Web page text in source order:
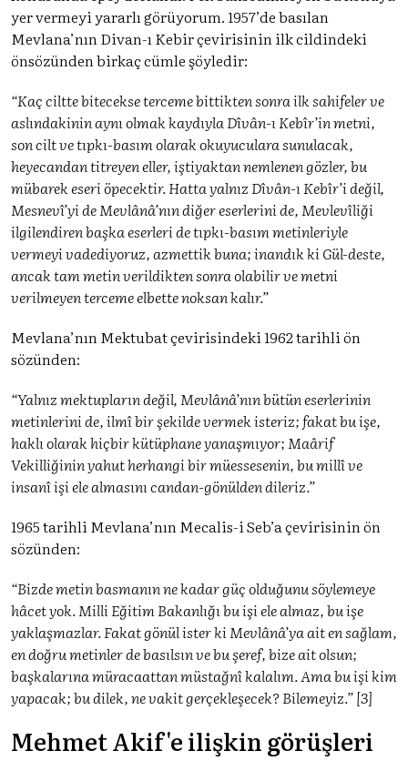
yer vermeyi yararlı görüyorum. 1957’de basılan
Mevlana’nın Divan-ı Kebir çevirisinin ilk cildindeki
önsözünden birkaç cümle şöyledir:
“Kaç ciltte bitecekse terceme bittikten sonra ilk sahifeler ve
aslındakinin aynı olmak kaydıyla Dîvân-ı Kebîr’in metni,
son cilt ve tıpkı-basım olarak okuyuculara sunulacak,
heyecandan titreyen eller, iştiyaktan nemlenen gözler, bu
mübarek eseri öpecektir. Hatta yalnız Dîvân-ı Kebîr’i değil,
Mesnevî’yi de Mevlânâ’nın diğer eserlerini de, Mevlevîliği
ilgilendiren başka eserleri de tıpkı-basım metinleriyle
vermeyi vadediyoruz, azmettik buna; inandık ki Gül-deste,
ancak tam metin verildikten sonra olabilir ve metni
verilmeyen terceme elbette noksan kalır.”
Mevlana’nın Mektubat çevirisindeki 1962 tarihli ön
sözünden:
“Yalnız mektupların değil, Mevlânâ’nın bütün eserlerinin
metinlerini de, ilmî bir şekilde vermek isteriz; fakat bu işe,
haklı olarak hiçbir kütüphane yanaşmıyor; Maârif
Vekilliğinin yahut herhangi bir müessesenin, bu millî ve
insanî işi ele almasını candan-gönülden dileriz.”
1965 tarihli Mevlana’nın Mecalis-i Seb’a çevirisinin ön
sözünden:
“Bizde metin basmanın ne kadar güç olduğunu söylemeye
hâcet yok. Milli Eğitim Bakanlığı bu işi ele almaz, bu işe
yaklaşmazlar. Fakat gönül ister ki Mevlânâ’ya ait en sağlam,
en doğru metinler de basılsın ve bu şeref, bize ait olsun;
başkalarına müracaattan müstağnî kalalım. Ama bu işi kim
yapacak; bu dilek, ne vakit gerçekleşecek? Bilemeyiz.” [3]
Mehmet Akif'e ilişkin görüşleri